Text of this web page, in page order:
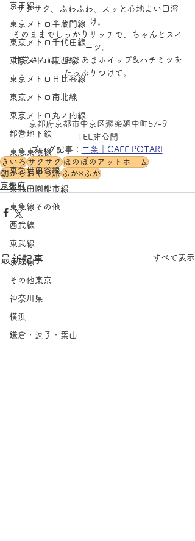
京王線
東京メトロ半蔵門線
東京メトロ千代田線
東京メトロ東西線
東京メトロ日比谷線
東京メトロ南北線
東京メトロ丸ノ内線
都営地下鉄
東急東横線
東急世田谷線
東急田園都市線
東急線その他
西武線
東武線
京成線
その他東京
神奈川県
横浜
鎌倉・逗子・葉山
サクサク、ふわふわ、スッと心地よい口溶
け。
そのままでしっかりリッチで、ちゃんとスイ
ーツ。
甘党さんは、あまあまホイップ&ハチミツを
たっぷりつけて。
京都府京都市中京区聚楽廻中町57-9
TEL非公開
ブログ記事： 二条｜CAFE POTARI
きいろサクサクほのぼのアットホーム
朝からおやつ派ふか×ふか
京都府
最新記事 すべて表示